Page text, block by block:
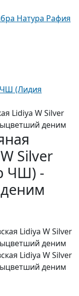
Натура Рафия
ЧШ (Лидия
Lidiya W Silver
деним
Silver
ЧШ) -